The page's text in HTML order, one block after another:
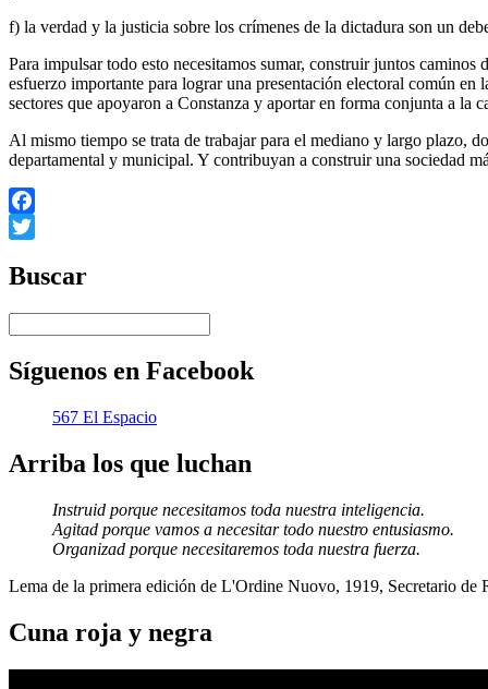
f) la verdad y la justicia sobre los crímenes de la dictadura son un
Para impulsar todo esto necesitamos sumar, construir juntos
esfuerzo importante para lograr una presentación electoral común
sectores que apoyaron a Constanza y aportar en forma conjunta a la
Al mismo tiempo se trata de trabajar para el mediano y largo plazo,
departamental y municipal. Y contribuyan a construir una sociedad
Facebook
Buscar
Síguenos en Facebook
567 El Espacio
Arriba los que luchan
Instruid porque necesitamos toda nuestra inteligencia.
Agitad porque vamos a necesitar todo nuestro entusiasmo.
Organizad porque necesitaremos toda nuestra fuerza.
Lema de la primera edición de L'Ordine Nuovo, 1919, Secretario de
Cuna roja y negra